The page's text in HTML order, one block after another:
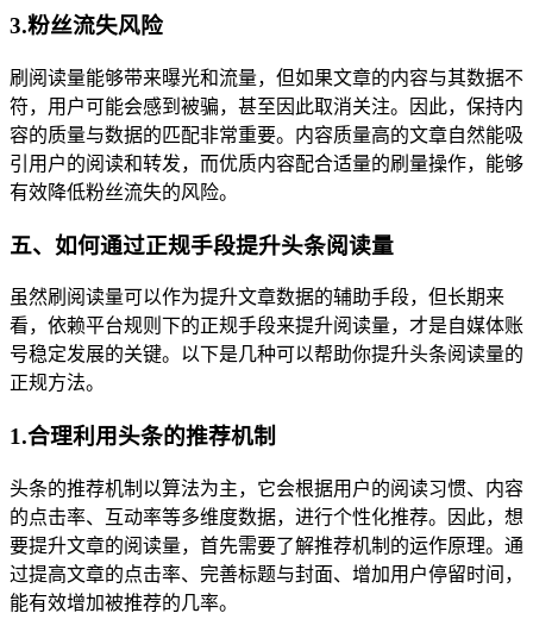
3.粉丝流失风险
刷阅读量能够带来曝光和流量，但如果文章的内容与其数据不
符，用户可能会感到被骗，甚至因此取消关注。因此，保持内
容的质量与数据的匹配非常重要。内容质量高的文章自然能吸
引用户的阅读和转发，而优质内容配合适量的刷量操作，能够
有效降低粉丝流失的风险。
五、如何通过正规手段提升头条阅读量
虽然刷阅读量可以作为提升文章数据的辅助手段，但长期来
看，依赖平台规则下的正规手段来提升阅读量，才是自媒体账
号稳定发展的关键。以下是几种可以帮助你提升头条阅读量的
正规方法。
1.合理利用头条的推荐机制
头条的推荐机制以算法为主，它会根据用户的阅读习惯、内容
的点击率、互动率等多维度数据，进行个性化推荐。因此，想
要提升文章的阅读量，首先需要了解推荐机制的运作原理。通
过提高文章的点击率、完善标题与封面、增加用户停留时间，
能有效增加被推荐的几率。